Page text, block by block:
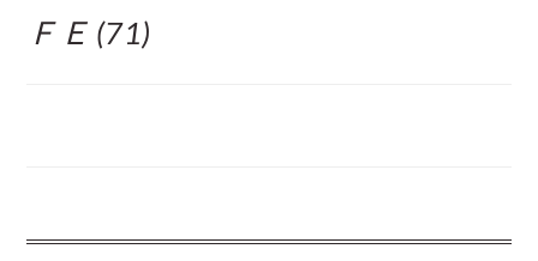
ＦＥ (71)